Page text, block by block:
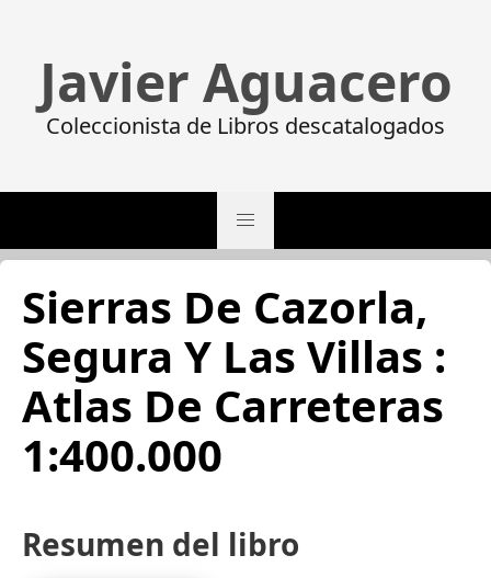
Javier Aguacero
Coleccionista de Libros descatalogados
Sierras De Cazorla,
Segura Y Las Villas :
Atlas De Carreteras
1:400.000
Resumen del libro